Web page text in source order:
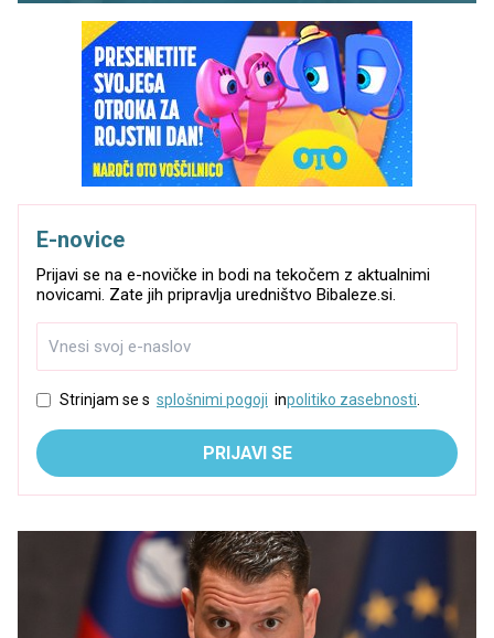
E-novice
Prijavi se na e-novičke in bodi na tekočem z aktualnimi
novicami. Zate jih pripravlja uredništvo Bibaleze.si.
Strinjam se s splošnimi pogoji inpolitiko zasebnosti.
PRIJAVI SE